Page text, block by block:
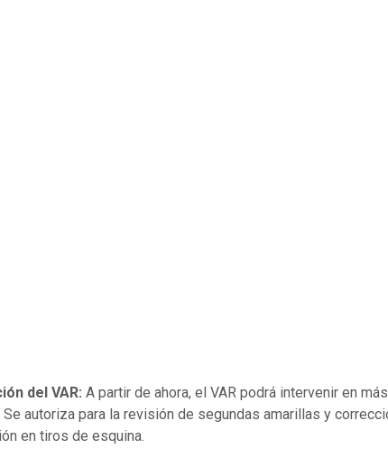
del VAR: A partir de ahora, el VAR podrá intervenir en más
Se autoriza para la revisión de segundas amarillas y
en tiros de esquina.